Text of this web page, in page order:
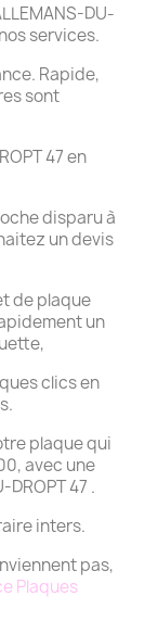
DU-
services.
Rapide,
sont
47 en
disparu à
un devis
de plaque
un
clics en
plaque qui
avec une
47 .
inters.
pas,
Plaques